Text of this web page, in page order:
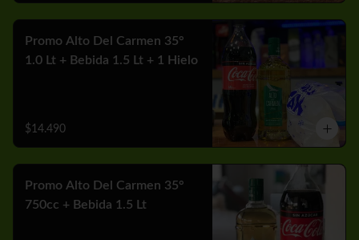
Promo Alto Del Carmen 35°
1.0 Lt + Bebida 1.5 Lt + 1 Hielo
$14.490
Promo Alto Del Carmen 35°
750cc + Bebida 1.5 Lt